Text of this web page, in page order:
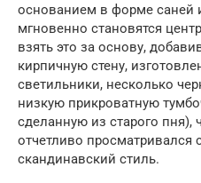
основанием в форме саней
мгновенно становятся
взять это за основу,
кирпичную стену,
светильники, несколько
низкую прикроватную
сделанную из старого
отчетливо
скандинавский стиль.